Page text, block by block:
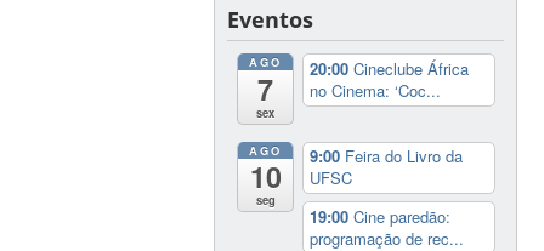
Eventos
AGO
7
sex
20:00Cineclube África
no Cinema: ‘Coc...
AGO
10
seg
9:00 Feira do Livro da
UFSC
19:00Cine paredão:
programação de rec...